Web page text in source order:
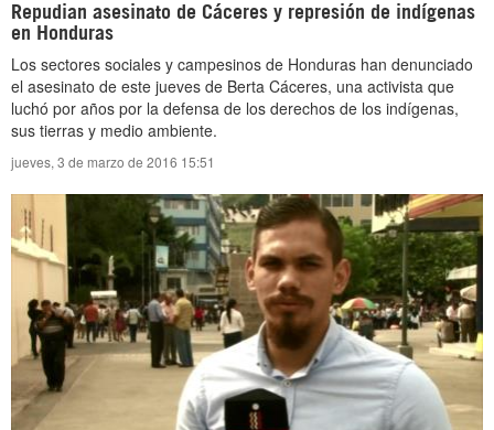
Repudian asesinato de Cáceres y represión de indígenas
en Honduras
Los sectores sociales y campesinos de Honduras han denunciado
el asesinato de este jueves de Berta Cáceres, una activista que
luchó por años por la defensa de los derechos de los indígenas,
sus tierras y medio ambiente.
jueves, 3 de marzo de 2016 15:51